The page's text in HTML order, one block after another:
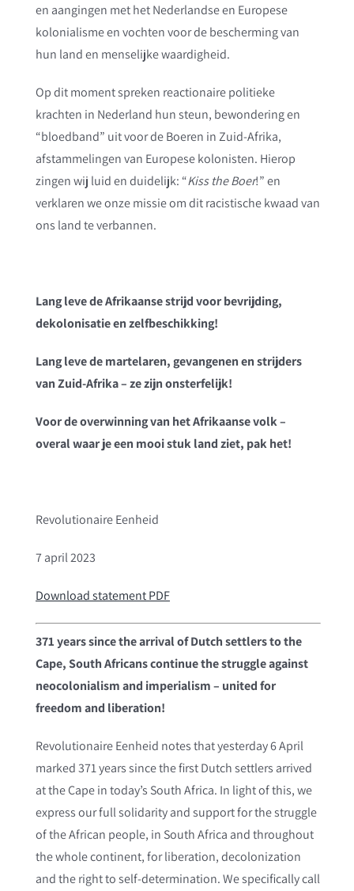
en aangingen met het Nederlandse en Europese
kolonialisme en vochten voor de bescherming van
hun land en menselijke waardigheid.
Op dit moment spreken reactionaire politieke
krachten in Nederland hun steun, bewondering en
“bloedband” uit voor de Boeren in Zuid-Afrika,
afstammelingen van Europese kolonisten. Hierop
zingen wij luid en duidelijk: “Kiss the Boer!” en
verklaren we onze missie om dit racistische kwaad van
ons land te verbannen.
Lang leve de Afrikaanse strijd voor bevrijding,
dekolonisatie en zelfbeschikking!
Lang leve de martelaren, gevangenen en strijders
van Zuid-Afrika – ze zijn onsterfelijk!
Voor de overwinning van het Afrikaanse volk –
overal waar je een mooi stuk land ziet, pak het!
Revolutionaire Eenheid
7 april 2023
Download statement PDF
371 years since the arrival of Dutch settlers to the
Cape, South Africans continue the struggle against
neocolonialism and imperialism – united for
freedom and liberation!
Revolutionaire Eenheid notes that yesterday 6 April
marked 371 years since the first Dutch settlers arrived
at the Cape in today’s South Africa. In light of this, we
express our full solidarity and support for the struggle
of the African people, in South Africa and throughout
the whole continent, for liberation, decolonization
and the right to self-determination. We specifically call